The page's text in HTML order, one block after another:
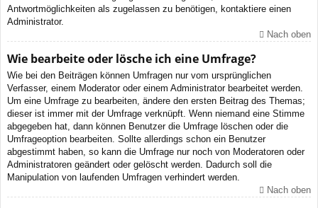
Antwortmöglichkeiten als zugelassen zu benötigen, kontaktiere einen
Administrator.
Nach oben
Wie bearbeite oder lösche ich eine Umfrage?
Wie bei den Beiträgen können Umfragen nur vom ursprünglichen
Verfasser, einem Moderator oder einem Administrator bearbeitet werden.
Um eine Umfrage zu bearbeiten, ändere den ersten Beitrag des Themas;
dieser ist immer mit der Umfrage verknüpft. Wenn niemand eine Stimme
abgegeben hat, dann können Benutzer die Umfrage löschen oder die
Umfrageoption bearbeiten. Sollte allerdings schon ein Benutzer
abgestimmt haben, so kann die Umfrage nur noch von Moderatoren oder
Administratoren geändert oder gelöscht werden. Dadurch soll die
Manipulation von laufenden Umfragen verhindert werden.
Nach oben